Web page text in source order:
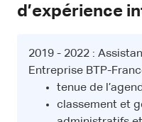
d’expérience
2019 - 2022 :
Entreprise BTP-
tenue de
classement et